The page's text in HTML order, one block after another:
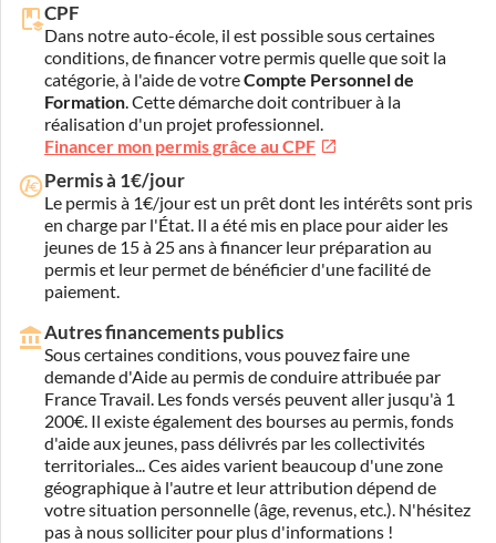
CPF
Dans notre auto-école, il est possible sous certaines
conditions, de financer votre permis quelle que soit la
catégorie, à l'aide de votreCompte Personnel de
Formation. Cette démarche doit contribuer à la
réalisation d'un projet professionnel.
Financer mon permis grâce au CPF
Permis à 1€/jour
Le permis à 1€/jour est un prêt dont les intérêts sont pris
en charge par l'État. Il a été mis en place pour aider les
jeunes de 15 à 25 ans à financer leur préparation au
permis et leur permet de bénéficier d'une facilité de
paiement.
Autres financements publics
Sous certaines conditions, vous pouvez faire une
demande d'Aide au permis de conduire attribuée par
France Travail. Les fonds versés peuvent aller jusqu'à 1
200€. Il existe également des bourses au permis, fonds
d'aide aux jeunes, pass délivrés par les collectivités
territoriales... Ces aides varient beaucoup d'une zone
géographique à l'autre et leur attribution dépend de
votre situation personnelle (âge, revenus, etc.). N'hésitez
pas à nous solliciter pour plus d'informations !